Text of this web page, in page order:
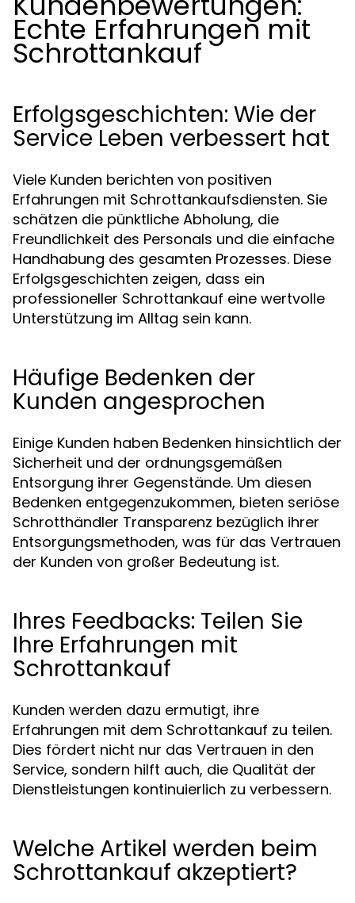
Echte Erfahrungen mit
Schrottankauf
Erfolgsgeschichten: Wie der
Service Leben verbessert hat
Viele Kunden berichten von positiven
Erfahrungen mit Schrottankaufsdiensten. Sie
schätzen die pünktliche Abholung, die
Freundlichkeit des Personals und die einfache
Handhabung des gesamten Prozesses. Diese
Erfolgsgeschichten zeigen, dass ein
professioneller Schrottankauf eine wertvolle
Unterstützung im Alltag sein kann.
Häufige Bedenken der
Kunden angesprochen
Einige Kunden haben Bedenken hinsichtlich der
Sicherheit und der ordnungsgemäßen
Entsorgung ihrer Gegenstände. Um diesen
Bedenken entgegenzukommen, bieten seriöse
Schrotthändler Transparenz bezüglich ihrer
Entsorgungsmethoden, was für das Vertrauen
der Kunden von großer Bedeutung ist.
Ihres Feedbacks: Teilen Sie
Ihre Erfahrungen mit
Schrottankauf
Kunden werden dazu ermutigt, ihre
Erfahrungen mit dem Schrottankauf zu teilen.
Dies fördert nicht nur das Vertrauen in den
Service, sondern hilft auch, die Qualität der
Dienstleistungen kontinuierlich zu verbessern.
Welche Artikel werden beim
Schrottankauf akzeptiert?